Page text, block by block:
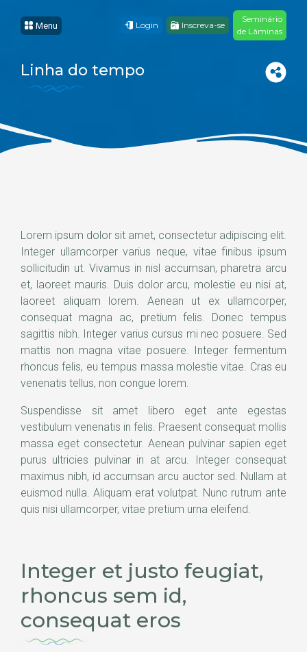
Linha do tempo
Menu Login Inscreva-se
Seminário
de Lâminas
Lorem ipsum dolor sit amet, consectetur adipiscing elit.
Integer ullamcorper varius neque, vitae finibus ipsum
sollicitudin ut. Vivamus in nisl accumsan, pharetra arcu
et, laoreet mauris. Duis dolor arcu, molestie eu nisi at,
laoreet aliquam lorem. Aenean ut ex ullamcorper,
consequat magna ac, pretium felis. Donec tempus
sagittis nibh. Integer varius cursus mi nec posuere. Sed
mattis non magna vitae posuere. Integer fermentum
rhoncus felis, eu tempus massa molestie vitae. Cras eu
venenatis tellus, non congue lorem.
Suspendisse sit amet libero eget ante egestas
vestibulum venenatis in felis. Praesent consequat mollis
massa eget consectetur. Aenean pulvinar sapien eget
purus ultricies pulvinar in at arcu. Integer consequat
maximus nibh, id accumsan arcu auctor sed. Nullam at
euismod nulla. Aliquam erat volutpat. Nunc rutrum ante
quis nisi ullamcorper, vitae pretium urna eleifend.
Integer et justo feugiat,
rhoncus sem id,
consequat eros